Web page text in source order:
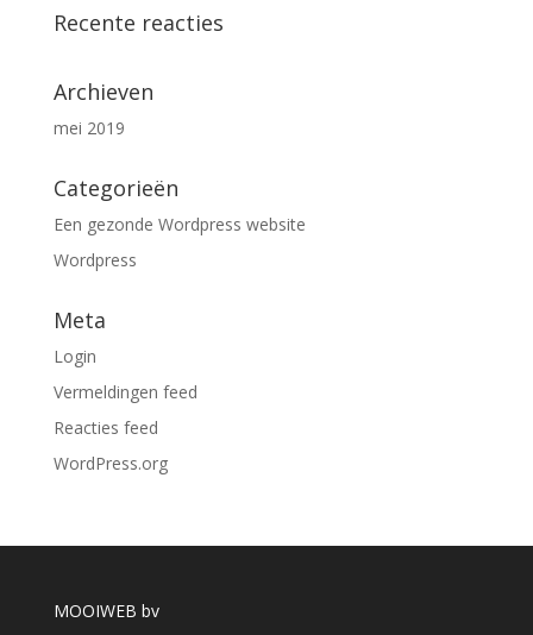
Recente reacties
Archieven
mei 2019
Categorieën
Een gezonde Wordpress website
Wordpress
Meta
Login
Vermeldingen feed
Reacties feed
WordPress.org
MOOIWEB bv